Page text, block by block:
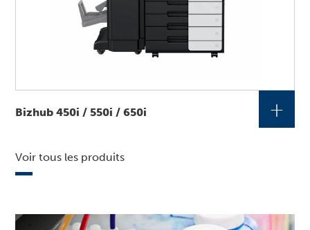
Bizhub 450i / 550i / 650i +
Voir tous les produits